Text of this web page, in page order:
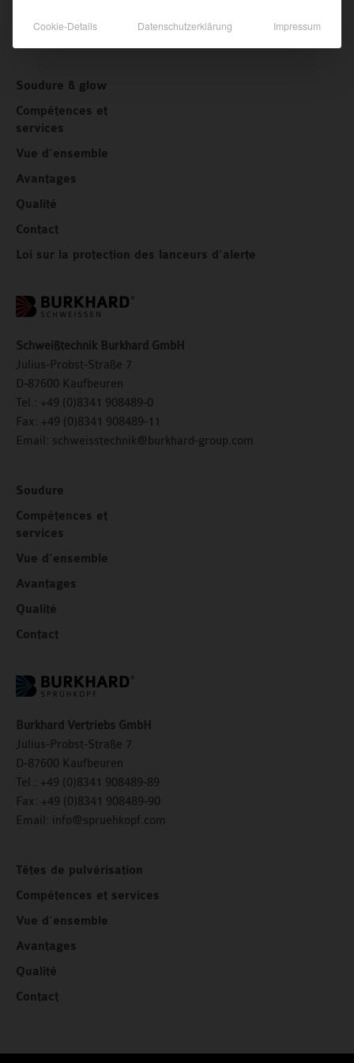
Soudure & glow
Compétences et
services
Vue d’ensemble
Avantages
Qualité
Contact
Loi sur la protection des lanceurs d’alerte
Schweißtechnik Burkhard GmbH
Julius-Probst-Straße 7
D-87600 Kaufbeuren
Tel.: +49 (0)8341 908489-0
Fax: +49 (0)8341 908489-11
Email: schweisstechnik@burkhard-group.com
Soudure
Compétences et
services
Vue d’ensemble
Avantages
Qualité
Contact
Burkhard Vertriebs GmbH
Julius-Probst-Straße 7
D-87600 Kaufbeuren
Tel.: +49 (0)8341 908489-89
Fax: +49 (0)8341 908489-90
Email: info@spruehkopf.com
Têtes de pulvérisation
Compétences et services
Vue d’ensemble
Avantages
Qualité
Contact
Cookie-Details Datenschutzerklärung Impressum